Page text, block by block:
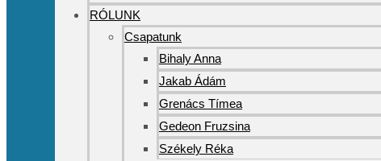
RÓLUNK
Csapatunk
Bihaly Anna
Jakab Ádám
Grenács Tímea
Gedeon Fruzsina
Székely Réka